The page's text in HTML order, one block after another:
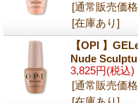
[通常販売価格
[在庫あり]
【OPI 】
Nude
3,825円(税込)
[通常販売価格